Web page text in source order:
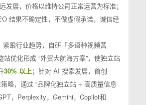
发展，价格以维持公司正常运营为标准；
结果不确定性，不做虚假承诺，诚信经
紧跟行业趋势，自研「多语种视频营
站优化形成 “外贸大航海方案”，使独立站
30% 以上；针对 AI 搜索发展，首创
略，通过 “品牌化独立站 + 高质量信息
，Perplexity，Gemini，Copilot和